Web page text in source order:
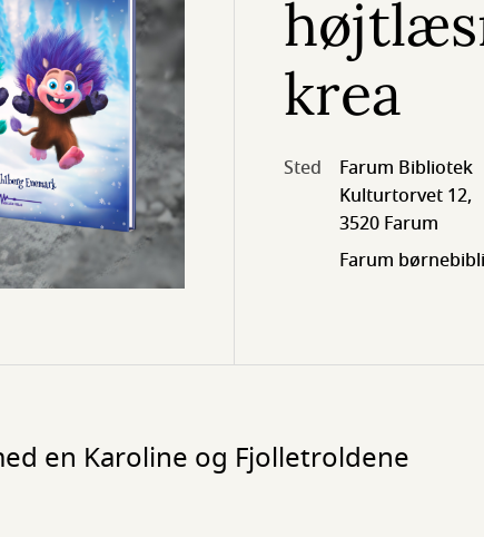
krea
Sted
Farum Bibliotek
Kulturtorvet 12,
3520 Farum
Farum
en Karoline og Fjolletroldene